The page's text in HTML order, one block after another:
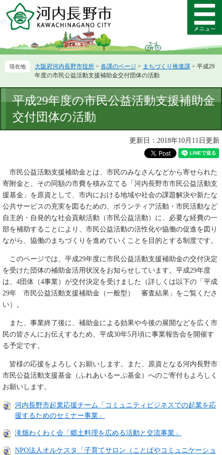
ー
先
ニ
を
て
メ
ニ
ー
大阪府河内長野市役所 > 各課のページ > まちづくり推進課 > 平成29
年度の市民公益活動支援補助金交付団体の活動
文
平成29年度の市民公益活動支援補助金
交付団体の活動
更新日：2018年10月11日更新
市民公益活動支援補助金とは、市民のみなさんなどから寄せられた
寄附金と、その同額の市費を積み立てる「河内長野市市民公益活動支
援基金」を原資として、市内における地域や社会の課題解決や新たな
公共サービスの充実を図るための、ボランティア活動・市民活動など
自主的・自発的な社会貢献活動（市民公益活動）に、必要な経費の一
部を補助することにより、市民公益活動の活性化や協働の促進を図り
ながら、協働のまちづくりを進めていくことを目的とする制度です。
このページでは、平成29年度に市民公益活動支援補助金の交付決定
を受けた団体の補助金活用状況をお知らせしています。平成29年度
は、4団体（4事業）が交付決定を受けました（詳しくは以下の「平成
29年 市民公益活動支援補助金（一般型） 審査結果」をご覧くださ
い）。
また、事業終了後に、補助金による効果や今後の展開などを広く市
民の皆さんにお伝えするため、平成30年5月頃に事業報告会を開催す
る予定です。
皆様の応援をよろしくお願いします。また、原資となる河内長野市
市民公益活動支援基金（ふれあいるーぷ基金）へのご寄付もよろしく
お願いします。
河内長野市起業応援チーム「コミュニティビジネスでの起業を応
援するためのセミナー事業」
滝畑わくわく会「郷土料理を広める活動と交流事業」
NPO法人オルケスタ「子育てサロン（ことばやコミュニケーショ